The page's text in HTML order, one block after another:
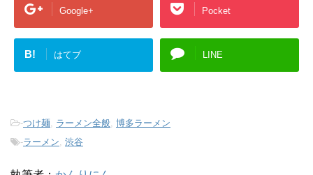
Google+ Pocket
B! はてブ LINE
-つけ麺 ラーメン全般 博多ラーメン
-ラーメン 渋谷